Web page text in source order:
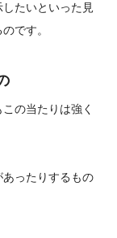
たいといった見
です。
の当たりは強く
ったりするもの